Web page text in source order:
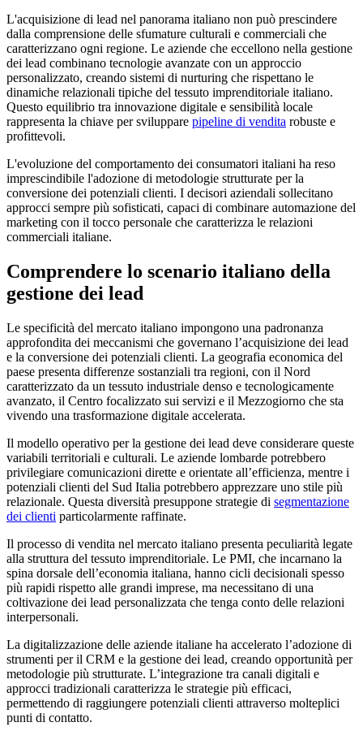
L'acquisizione di lead nel panorama italiano non può prescindere
dalla comprensione delle sfumature culturali e commerciali che
caratterizzano ogni regione. Le aziende che eccellono nella gestione
dei lead combinano tecnologie avanzate con un approccio
personalizzato, creando sistemi di nurturing che rispettano le
dinamiche relazionali tipiche del tessuto imprenditoriale italiano.
Questo equilibrio tra innovazione digitale e sensibilità locale
rappresenta la chiave per sviluppare pipeline di vendita robuste e
profittevoli.
L'evoluzione del comportamento dei consumatori italiani ha reso
imprescindibile l'adozione di metodologie strutturate per la
conversione dei potenziali clienti. I decisori aziendali sollecitano
approcci sempre più sofisticati, capaci di combinare automazione del
marketing con il tocco personale che caratterizza le relazioni
commerciali italiane.
Comprendere lo scenario italiano della
gestione dei lead
Le specificità del mercato italiano impongono una padronanza
approfondita dei meccanismi che governano l’acquisizione dei lead
e la conversione dei potenziali clienti. La geografia economica del
paese presenta differenze sostanziali tra regioni, con il Nord
caratterizzato da un tessuto industriale denso e tecnologicamente
avanzato, il Centro focalizzato sui servizi e il Mezzogiorno che sta
vivendo una trasformazione digitale accelerata.
Il modello operativo per la gestione dei lead deve considerare queste
variabili territoriali e culturali. Le aziende lombarde potrebbero
privilegiare comunicazioni dirette e orientate all’efficienza, mentre i
potenziali clienti del Sud Italia potrebbero apprezzare uno stile più
relazionale. Questa diversità presuppone strategie di segmentazione
dei clienti particolarmente raffinate.
Il processo di vendita nel mercato italiano presenta peculiarità legate
alla struttura del tessuto imprenditoriale. Le PMI, che incarnano la
spina dorsale dell’economia italiana, hanno cicli decisionali spesso
più rapidi rispetto alle grandi imprese, ma necessitano di una
coltivazione dei lead personalizzata che tenga conto delle relazioni
interpersonali.
La digitalizzazione delle aziende italiane ha accelerato l’adozione di
strumenti per il CRM e la gestione dei lead, creando opportunità per
metodologie più strutturate. L’integrazione tra canali digitali e
approcci tradizionali caratterizza le strategie più efficaci,
permettendo di raggiungere potenziali clienti attraverso molteplici
punti di contatto.